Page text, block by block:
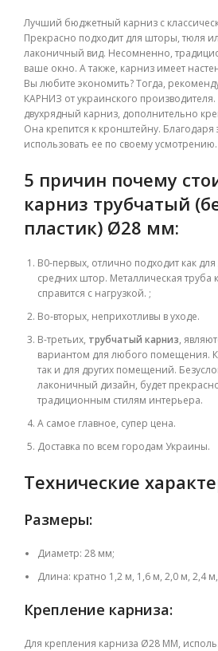
Лучший бюджетный карниз с
Прекрасно подходит для шторы, тюля
лаконичный вид. Несомненно,
ваше окно. А также, карниз имеет
Вы любите экономить? Тогда,
КАРНИЗ от украинского
двухрядный карниз, дополнительно
Она крепится к кронштейну.
использовать ее по своему усмотрению.
5 причин почему
карниз трубчатый
пластик) Ø28 мм:
В0-первых, отлично подходит как для
средних штор. Металлическая труба
справится с нагрузкой. ;
Во-вторых, неприхотливы в уходе.
В-третьих, трубчатый карниз,
вариантом для любого помещения.
так и для других помещений.
лаконичный дизайн, будет
традиционным стилям интерьера.
А самое главное, супер цена.
Доставка по всем городам Украины.
Технические
Размеры:
Диаметр: 28 мм;
Длина: кратно 1,2 м, 1,6 м, 2,0 м, 2,4
Крепление карниза:
Для крепления карниза Ø28 ММ,